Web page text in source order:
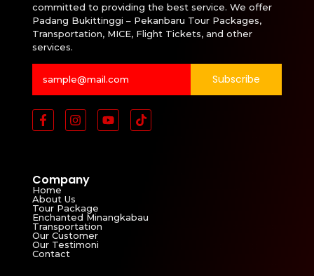
committed to providing the best service. We offer
Padang Bukittinggi – Pekanbaru Tour Packages,
Transportation, MICE, Flight Tickets, and other
services.
Subscribe
Company
Home
About Us
Tour Package
Enchanted Minangkabau
Transportation
Our Customer
Our Testimoni
Contact